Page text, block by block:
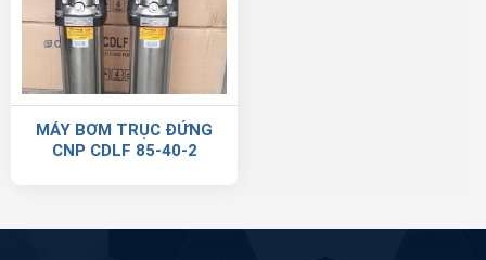
MÁY BƠM TRỤC ĐỨNG
CNP CDLF 85-40-2